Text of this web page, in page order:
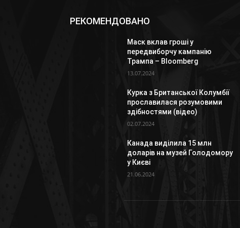
РЕКОМЕНДОВАНО
Маск вклав гроші у
передвиборчу кампанію
Трампа – Bloomberg
13.07.2024
Курка з Британської Колумбії
прославилася розумовими
здібностями (відео)
02.07.2024
Канада виділила 15 млн
доларів на музей Голодомору
у Києві
21.06.2024